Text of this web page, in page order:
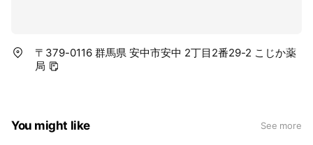
〒379-0116 群馬県 安中市安中 2丁目2番29-2 こじか薬
局
You might like See more